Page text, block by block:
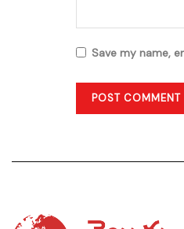
Save my name,